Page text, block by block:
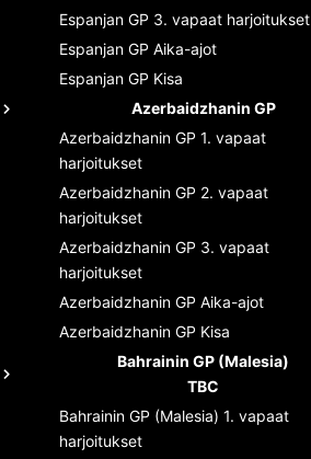
Espanjan GP 3. vapaat harjoitukset
Espanjan GP Aika-ajot
Espanjan GP Kisa
Azerbaidzhanin GP
Azerbaidzhanin GP 1. vapaat
harjoitukset
Azerbaidzhanin GP 2. vapaat
harjoitukset
Azerbaidzhanin GP 3. vapaat
harjoitukset
Azerbaidzhanin GP Aika-ajot
Azerbaidzhanin GP Kisa
Bahrainin GP (Malesia)
TBC
Bahrainin GP (Malesia) 1. vapaat
harjoitukset